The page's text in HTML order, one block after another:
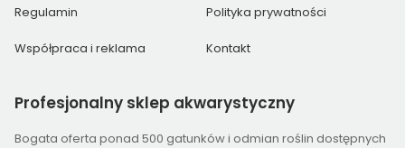
Regulamin Polityka prywatności
Współpraca i reklama Kontakt
Profesjonalny sklep akwarystyczny
Bogata oferta ponad 500 gatunków i odmian roślin dostępnych